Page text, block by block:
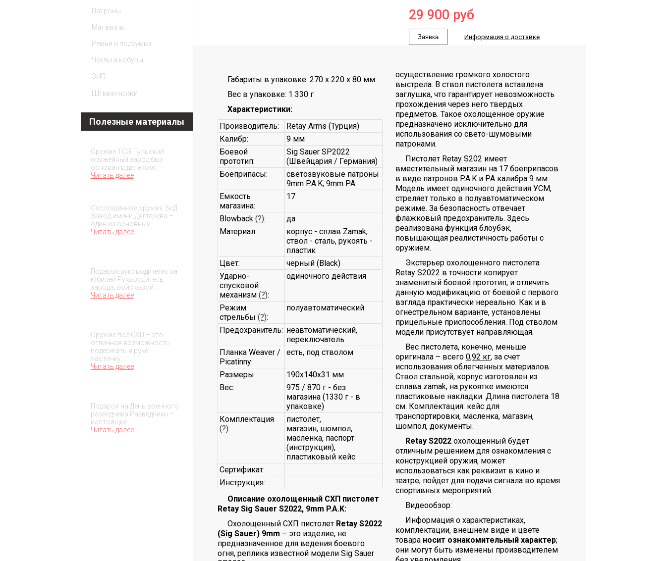
29 900 руб
Заявка Информация о доставке
Габариты в упаковке: 270 x 220 x 80 мм
Вес в упаковке: 1 330 г
Характеристики:
Производитель:
Retay Arms (Турция)
Калибр:
9 мм
Боевой
прототип:
Sig Sauer SP2022
(Швейцария / Германия)
Боеприпасы:
светозвуковые патроны
9mm P.A.K, 9mm PA
Емкость
магазина:
17
Blowback(?):
да
Материал:
корпус - сплав Zamak,
ствол - сталь, рукоять -
пластик
Цвет:
черный (Black)
Ударно-
спусковой
механизм(?):
одиночного действия
Режим
стрельбы(?):
полуавтоматический
Предохранитель: неавтоматический,
переключатель
Планка Weaver /
Picatinny:
есть, под стволом
Размеры:
190х140х31 мм
Вес:
975 / 870 г - без
магазина (1330 г - в
упаковке)
Комплектация
(?):
пистолет,
магазин, шомпол,
масленка, паспорт
(инструкция),
пластиковый кейс
Сертификат:
Инструкция:
Описание охолощенный СХП пистолет
Retay Sig Sauer S2022, 9mm P.A.K:
Охолощенный СХП пистолет Retay S2022
(Sig Sauer) 9mm – это изделие, не
предназначенное для ведения боевого
огня, реплика известной модели Sig Sauer
осуществление громкого холостого
выстрела. В ствол пистолета вставлена
заглушка, что гарантирует невозможность
прохождения через него твердых
предметов. Такое охолощенное оружие
предназначено исключительно для
использования со свето-шумовыми
патронами.
Пистолет Retay S202 имеет
вместительный магазин на 17 боеприпасов
в виде патронов P.A.K и PA калибра 9 мм.
Модель имеет одиночного действия УСМ,
стреляет только в полуавтоматическом
режиме. За безопасность отвечает
флажковый предохранитель. Здесь
реализована функция блоубэк,
повышающая реалистичность работы с
оружием.
Экстерьер охолощенного пистолета
Retay S2022 в точности копирует
знаменитый боевой прототип, и отличить
данную модификацию от боевой с первого
взгляда практически нереально. Как и в
огнестрельном варианте, установлены
прицельные приспособления. Под стволом
модели присутствует направляющая.
Вес пистолета, конечно, меньше
оригинала – всего 0,92 кг, за счет
использования облегченных материалов.
Ствол стальной, корпус изготовлен из
сплава zamak, на рукоятке имеются
пластиковые накладки. Длина пистолета 18
см. Комплектация: кейс для
транспортировки, масленка, магазин,
шомпол, документы.
Retay S2022 охолощенный будет
отличным решением для ознакомления с
конструкцией оружия, может
использоваться как реквизит в кино и
театре, пойдет для подачи сигнала во время
спортивных мероприятий.
Видеообзор:
Информация о характеристиках,
комплектации, внешнем виде и цвете
товара носит ознакомительный характер;
они могут быть изменены производителем
Патроны
Магазины
Ремни и подсумки
Чехлы и кобуры
ЗИП
Штыки-ножи
Полезные материалы
Оружие ТОЗ Тульский
оружейный завод был
основан в далеком…
Читать далее
Охолощенное оружие ЗиД
Завод имени Дягтерева –
один из основных…
Читать далее
Подарок руководителю на
юбилей Руководитель
завода, войсковой…
Читать далее
Оружие под СХП – это
отличная возможность
подержать в руке
частичку…
Читать далее
Подарок на День военного
разведчика Разведчики –
настоящие…
Читать далее